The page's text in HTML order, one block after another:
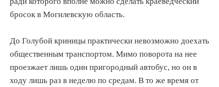
бросок в Могилевскую область.
До Голубой криницы практически невозможно доехать
общественным транспортом. Мимо поворота на нее
проезжает лишь один пригородный автобус, но он в
ходу лишь раз в неделю по средам. В то же время от